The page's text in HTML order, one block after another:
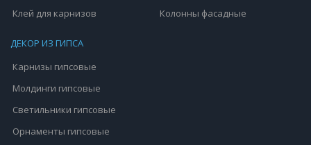
Клей для карнизов
Колонны фасадные
ДЕКОР ИЗ ГИПСА
Карнизы гипсовые
Молдинги гипсовые
Светильники гипсовые
Орнаменты гипсовые